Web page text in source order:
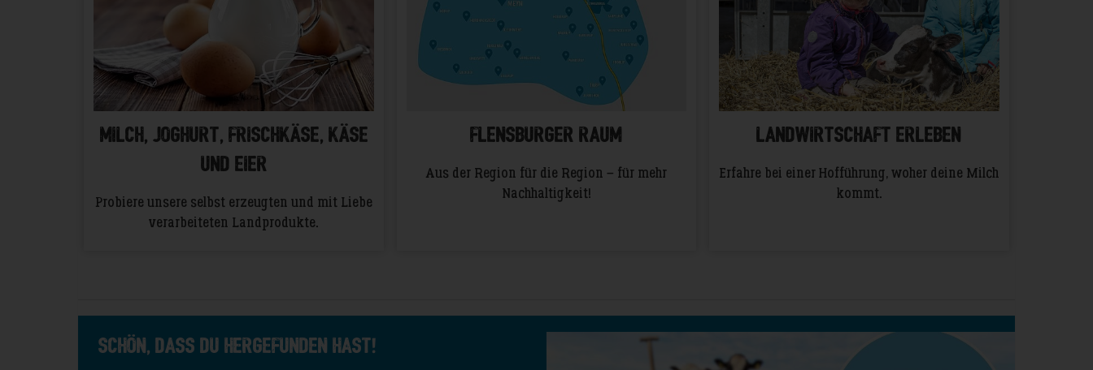
MILCH, JOGHURT, FRISCHKÄSE, KÄSE
und EIER
Probiere unsere selbst erzeugten und mit Liebe
verarbeiteten Landprodukte.
FLENSBURGER RAUM
Aus der Region für die Region – für mehr
Nachhaltigkeit!
LANDWIRTSCHAFT ERLEBEN
Erfahre bei einer Hofführung, woher deine Milch
kommt.
Schön, dass du hergefunden hast!